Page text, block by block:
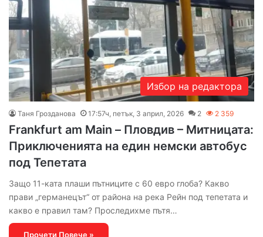
Избор на редактора
Таня Грозданова 17:57ч, петък, 3 април, 2026 2 2 359
Frankfurt am Main – Пловдив – Митницата:
Приключенията на един немски автобус
под Тепетата
Защо 11-ката плаши пътниците с 60 евро глоба? Какво
прави „германецът“ от района на река Рейн под тепетата и
какво е правил там? Проследихме пътя…
Прочети Повече »